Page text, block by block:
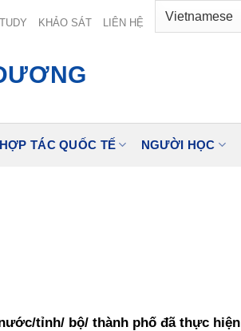
KHẢO SÁT LIÊN HỆ
HỢP TÁC QUỐC TẾ NGƯỜI HỌC
tỉnh/ bộ/ thành phố đã thực hiện